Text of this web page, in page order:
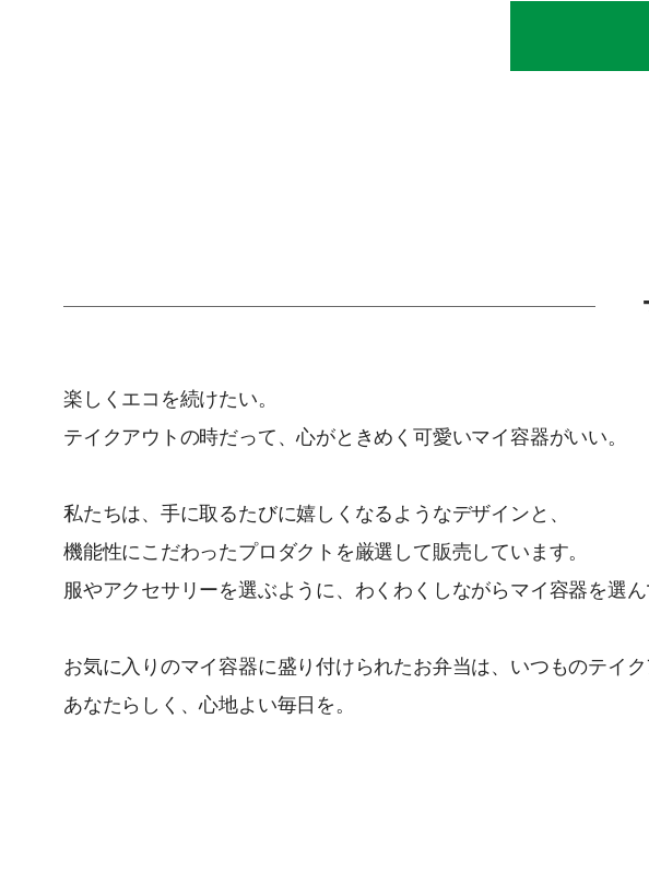
楽しくエコを続けたい。
テイクアウトの時だって、心がときめく可愛いマイ容器がいい。
私たちは、手に取るたびに嬉しくなるようなデザインと、
機能性にこだわったプロダクトを厳選して販売しています。
服やアクセサリーを選ぶように、わくわくしながらマイ容器を選ん
お気に入りのマイ容器に盛り付けられたお弁当は、いつものテイ
あなたらしく、心地よい毎日を。